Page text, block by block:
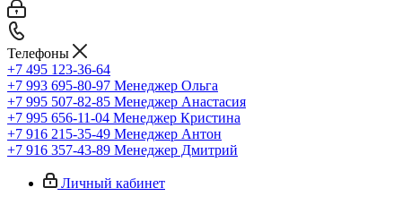
Телефоны
+7 495 123-36-64
+7 993 695-80-97 Менеджер Ольга
+7 995 507-82-85 Менеджер Анастасия
+7 995 656-11-04 Менеджер Кристина
+7 916 215-35-49 Менеджер Антон
+7 916 357-43-89 Менеджер Дмитрий
Личный кабинет